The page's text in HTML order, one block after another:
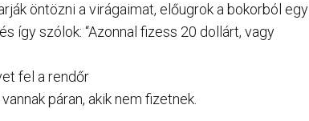
öntözni a virágaimat, előugrok a bokorból egy
így szólok: “Azonnal fizess 20 dollárt, vagy
fel a rendőr
páran, akik nem fizetnek.